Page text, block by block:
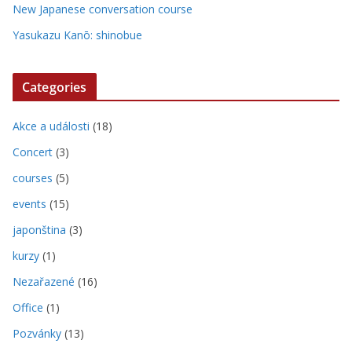
New Japanese conversation course
Yasukazu Kanō: shinobue
Categories
Akce a události (18)
Concert (3)
courses (5)
events (15)
japonština (3)
kurzy (1)
Nezařazené (16)
Office (1)
Pozvánky (13)